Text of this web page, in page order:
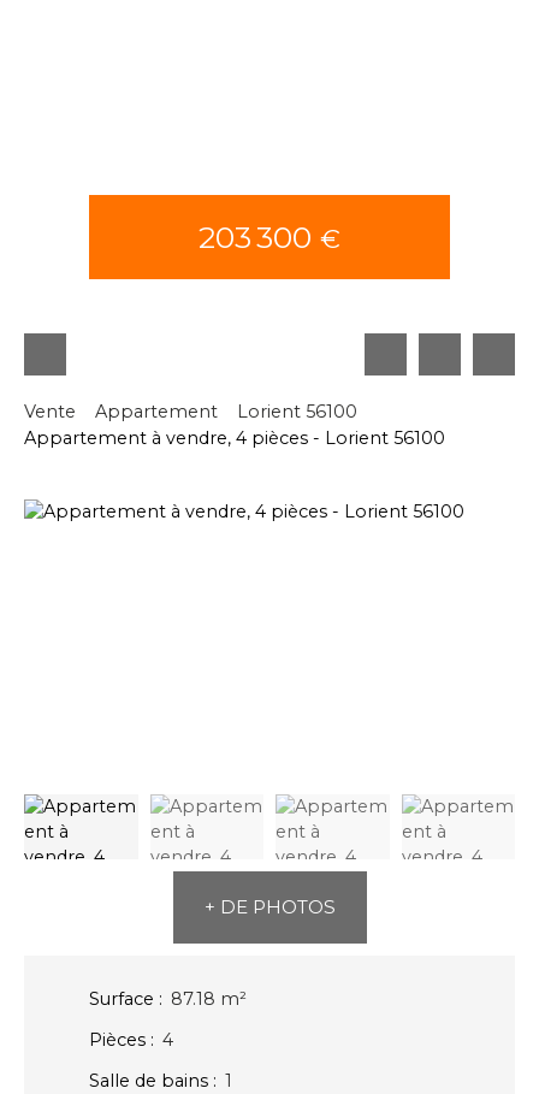
203 300 €
Vente Appartement
Lorient 56100
Appartement à vendre, 4 pièces - Lorient 56100
+ DE PHOTOS
Surface : 87.18 m²
Pièces : 4
Salle de bains : 1